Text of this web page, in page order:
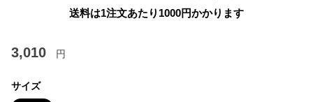
送料は1注文あたり 1000円かかります
3,010 円
サイズ